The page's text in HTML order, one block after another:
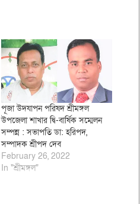
পূজা উদযাপন পরিষদ শ্রীমঙ্গল
উপজেলা শাখার দ্বি-বার্ষিক সম্মেলন
সম্পন্ন : সভাপতি ডা: হরিপদ,
সম্পাদক শ্রীপদ দেব
February 26, 2022
In "শ্রীমঙ্গল"